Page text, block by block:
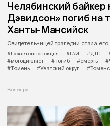
Челябинский байкер
Дэвидсон» погиб на
Ханты-Мансийск
Свидетельницей трагедии стала его
#Госавтоинспекция
#ГАИ #ДТП
#мотоциклист
#погиб #смерть
#Тюмень
#Уватский округ
Вслух.ру